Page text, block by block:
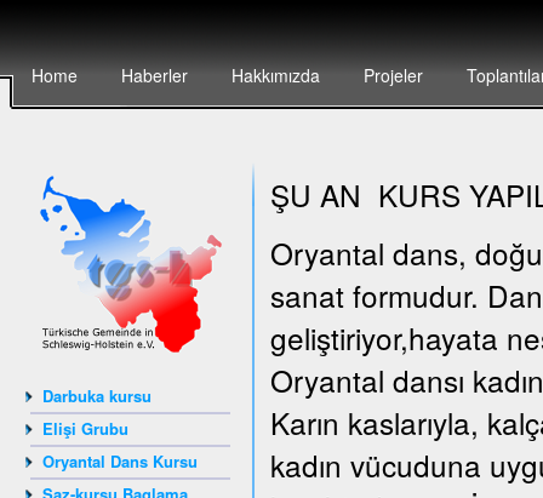
Home Haberler Hakkımızda Projeler
Darbuka kursu
Elişi Grubu
Oryantal Dans Kursu
ŞU AN KURS
Oryantal dans,
sanat formudur.
geliştiriyor,hayata
Oryantal dansı
Karın kaslarıyla,
kadın vücuduna